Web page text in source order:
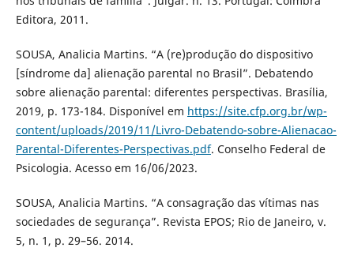
Editora, 2011.
SOUSA, Analicia Martins. “A (re)produção do dispositivo
[síndrome da] alienação parental no Brasil”. Debatendo
sobre alienação parental: diferentes perspectivas. Brasília,
2019, p. 173-184. Disponível em https://site.cfp.org.br/wp-
content/uploads/2019/11/Livro-Debatendo-sobre-Alienacao-
Parental-Diferentes-Perspectivas.pdf. Conselho Federal de
Psicologia. Acesso em 16/06/2023.
SOUSA, Analicia Martins. “A consagração das vítimas nas
sociedades de segurança”. Revista EPOS; Rio de Janeiro, v.
5, n. 1, p. 29–56. 2014.